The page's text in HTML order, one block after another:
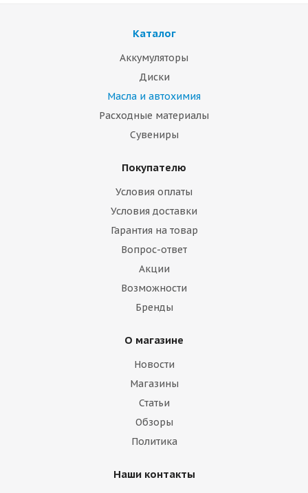
Каталог
Аккумуляторы
Диски
Масла и автохимия
Расходные материалы
Сувениры
Покупателю
Условия оплаты
Условия доставки
Гарантия на товар
Вопрос-ответ
Акции
Возможности
Бренды
О магазине
Новости
Магазины
Статьи
Обзоры
Политика
Наши контакты